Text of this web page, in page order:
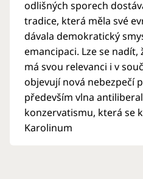
odlišných sporech
tradice, která měla své
dávala demokratický
emancipaci. Lze se
má svou relevanci i v
objevují nová nebezpečí
především vlna
konzervatismu, která se
Karolinum